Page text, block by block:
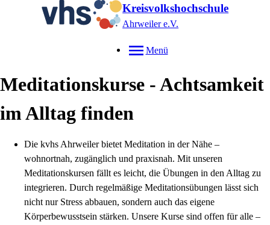
Kreisvolkshochschule
Ahrweiler e.V.
Menü
Meditationskurse - Achtsamkeit
im Alltag finden
Die kvhs Ahrweiler bietet Meditation in der Nähe –
wohnortnah, zugänglich und praxisnah. Mit unseren
Meditationskursen fällt es leicht, die Übungen in den Alltag zu
integrieren. Durch regelmäßige Meditationsübungen lässt sich
nicht nur Stress abbauen, sondern auch das eigene
Körperbewusstsein stärken. Unsere Kurse sind offen für alle –